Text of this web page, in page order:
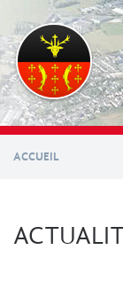
contenu
principal
ACCUEIL